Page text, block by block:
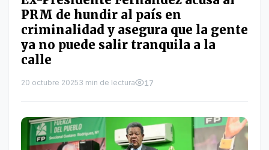
PRM de hundir al país en
criminalidad y asegura que la gente
ya no puede salir tranquila a la
calle
20 octubre 20253 min de lectura 17